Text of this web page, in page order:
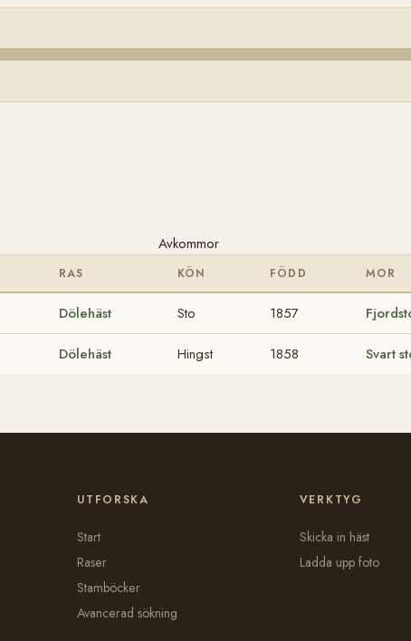
Avkommor
RAS KÖN FÖDD MOR
Dölehäst Sto 1857
Dölehäst Hingst 1858 Svart
UTFORSKA
Start
Raser
Stamböcker
Avancerad sökning
VERKTYG
Skicka in häst
Ladda upp foto